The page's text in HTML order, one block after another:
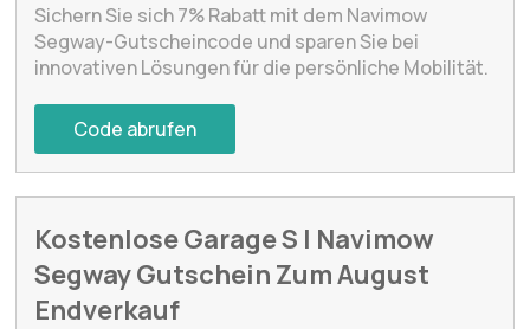
Sichern Sie sich 7% Rabatt mit dem Navimow
Segway-Gutscheincode und sparen Sie bei
innovativen Lösungen für die persönliche Mobilität.
Code abrufen
Kostenlose Garage S | Navimow
Segway Gutschein Zum August
Endverkauf